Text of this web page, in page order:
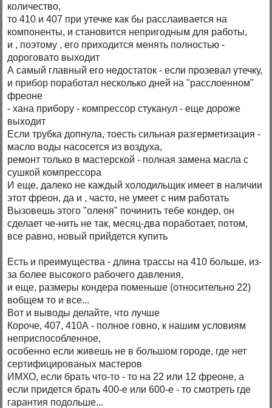
количество,
то 410 и 407 при утечке как бы расслаивается на
компоненты, и становится непригодным для работы,
и , поэтому , его приходится менять полностью -
дороговато выходит
А самый главный его недостаток - если прозевал утечку,
и прибор поработал несколько дней на "расслоенном"
фреоне
- хана прибору - компрессор стуканул - еще дороже
выходит
Если трубка допнула, тоесть сильная разгерметизация -
масло воды насосется из воздуха,
ремонт только в мастерской - полная замена масла с
сушкой компрессора
И еще, далеко не каждый холодильщик имеет в наличии
этот фреон, да и , часто, не умеет с ним работать
Вызовешь этого "оленя" починить тебе кондер, он
сделает че-нить не так, месяц-два поработает, потом,
все равно, новый прийдется купить
Есть и преимущества - длина трассы на 410 больше, из-
за более высокого рабочего давления,
и еще, размеры кондера поменьше (относительно 22)
вобщем то и все...
Вот и выводы делайте, что лучше
Короче, 407, 410А - полное говно, к нашим условиям
неприспособленное,
особенно если живешь не в большом городе, где нет
сертифицированых мастеров
ИМХО, если брать что-то - то на 22 или 12 фреоне, а
если придется брать 400-е или 600-е - то смотреть где
гарантия подольше...